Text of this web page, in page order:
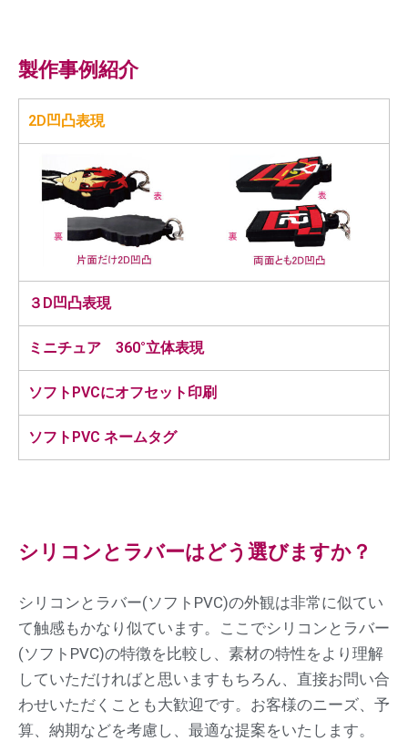
製作事例紹介
2D凹凸表現
３D凹凸表現
ミニチュア 360°立体表現
ソフトPVCにオフセット印刷
ソフトPVC ネームタグ
シリコンとラバーはどう選びますか？
シリコンとラバー(ソフトPVC)の外観は非常に似てい
て触感もかなり似ています。ここでシリコンとラバー
(ソフトPVC)の特徴を比較し、素材の特性をより理解
していただければと思います もちろん、直接お問い合
わせいただくことも大歓迎です。お客様のニーズ、予
算、納期などを考慮し、最適な提案をいたします。